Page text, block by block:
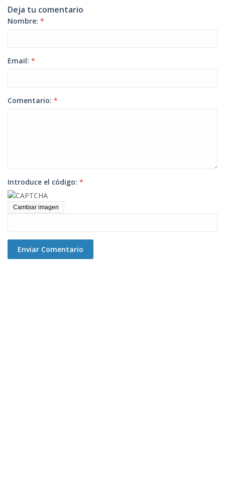
Deja tu comentario
Nombre: *
Email: *
Comentario: *
Introduce el código: *
Cambiar imagen
Enviar Comentario